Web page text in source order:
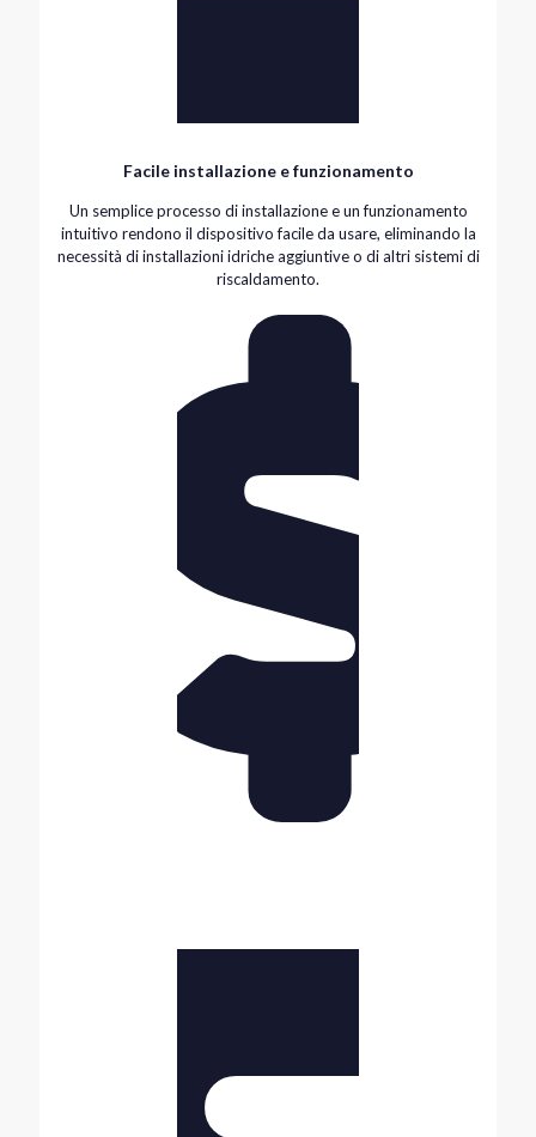
Facile installazione e funzionamento
Un semplice processo di installazione e un funzionamento
intuitivo rendono il dispositivo facile da usare, eliminando la
necessità di installazioni idriche aggiuntive o di altri sistemi di
riscaldamento.